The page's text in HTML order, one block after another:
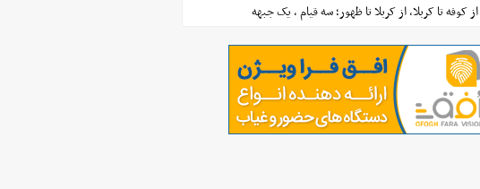
از کوفه تا کربلا، از کربلا تا ظهور؛ سه قیام ، یک جبهه